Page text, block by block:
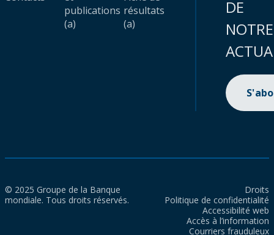
publications
(a)
résultats
(a)
DE
NOTRE
© 2025 Groupe de la Banque
mondiale. Tous droits réservés.
Droits
Politique de confidentialité
Accessibilité web
Accès à l’information
Courriers frauduleux